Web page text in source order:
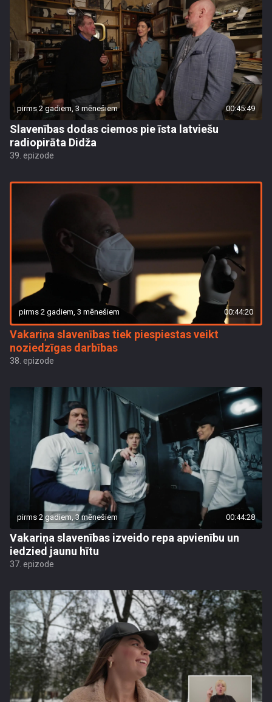
pirms 2 gadiem, 3 mēnešiem 00:45:49
Slavenības dodas ciemos pie īsta latviešu
radiopirāta Didža
39. epizode
pirms 2 gadiem, 3 mēnešiem 00:44:20
Vakariņa slavenības tiek piespiestas veikt
noziedzīgas darbības
38. epizode
pirms 2 gadiem, 3 mēnešiem 00:44:28
Vakariņa slavenības izveido repa apvienību un
iedzied jaunu hītu
37. epizode